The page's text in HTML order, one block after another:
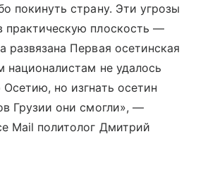
покинуть страну. Эти угрозы
практическую плоскость —
развязана Первая осетинская
националистам не удалось
но изгнать осетин
Грузии они смогли», —
Mail политолог Дмитрий